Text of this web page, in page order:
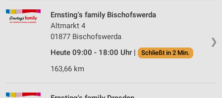
❯
Ernsting's family Bischofswerda
Altmarkt 4
01877 Bischofswerda
Heute 09:00 - 18:00 Uhr |
Schließt in 2 Min.
163,66 km